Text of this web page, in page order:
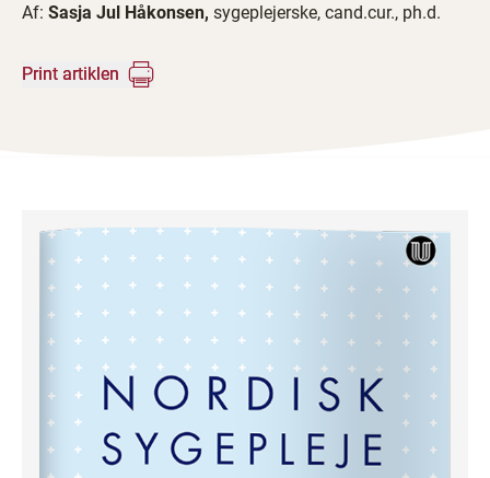
Af: Sasja Jul Håkonsen, sygeplejerske, cand.cur., ph.d.
Print artiklen